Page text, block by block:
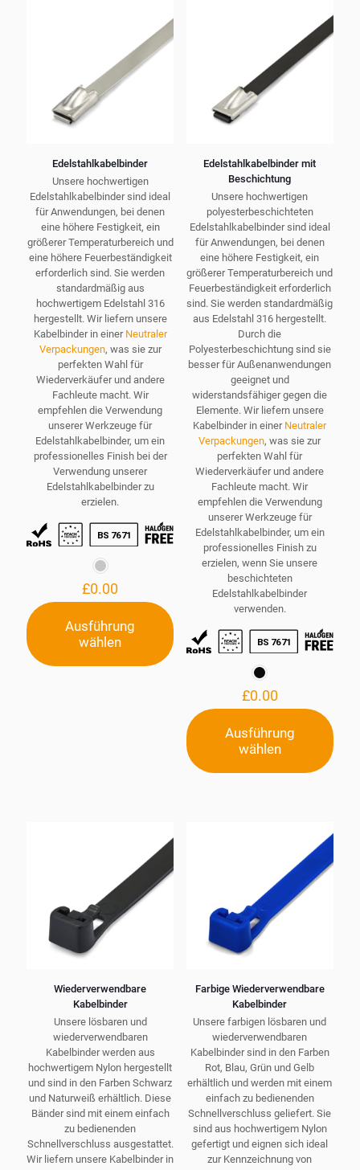
werden
Produktseite
gewählt
werden
Edelstahlkabelbinder
Unsere hochwertigen
Edelstahlkabelbinder sind ideal
für Anwendungen, bei denen
eine höhere Festigkeit, ein
größerer Temperaturbereich und
eine höhere Feuerbeständigkeit
erforderlich sind. Sie werden
standardmäßig aus
hochwertigem Edelstahl 316
hergestellt. Wir liefern unsere
Kabelbinder in einer Neutraler
Verpackungen, was sie zur
perfekten Wahl für
Wiederverkäufer und andere
Fachleute macht. Wir
empfehlen die Verwendung
unserer Werkzeuge für
Edelstahlkabelbinder, um ein
professionelles Finish bei der
Verwendung unserer
Edelstahlkabelbinder zu
erzielen.
£0.00
Ausführung
wählen
Dieses
Produkt
Edelstahlkabelbinder mit
Beschichtung
Unsere hochwertigen
polyesterbeschichteten
Edelstahlkabelbinder sind ideal
für Anwendungen, bei denen
eine höhere Festigkeit, ein
größerer Temperaturbereich und
Feuerbeständigkeit erforderlich
sind. Sie werden standardmäßig
aus Edelstahl 316 hergestellt.
Durch die
Polyesterbeschichtung sind sie
besser für Außenanwendungen
geeignet und
widerstandsfähiger gegen die
Elemente. Wir liefern unsere
Kabelbinder in einer Neutraler
Verpackungen, was sie zur
perfekten Wahl für
Wiederverkäufer und andere
Fachleute macht. Wir
empfehlen die Verwendung
unserer Werkzeuge für
Edelstahlkabelbinder, um ein
professionelles Finish zu
erzielen, wenn Sie unsere
beschichteten
Edelstahlkabelbinder
verwenden.
£0.00
Ausführung
wählen
Dieses
Produkt
Produktseite
gewählt
werden
Wiederverwendbare
Kabelbinder
Unsere lösbaren und
wiederverwendbaren
Kabelbinder werden aus
hochwertigem Nylon hergestellt
und sind in den Farben Schwarz
und Naturweiß erhältlich. Diese
Bänder sind mit einem einfach
zu bedienenden
Schnellverschluss ausgestattet.
Wir liefern unsere Kabelbinder in
Farbige Wiederverwendbare
Kabelbinder
Unsere farbigen lösbaren und
wiederverwendbaren
Kabelbinder sind in den Farben
Rot, Blau, Grün und Gelb
erhältlich und werden mit einem
einfach zu bedienenden
Schnellverschluss geliefert. Sie
sind aus hochwertigem Nylon
gefertigt und eignen sich ideal
zur Kennzeichnung von